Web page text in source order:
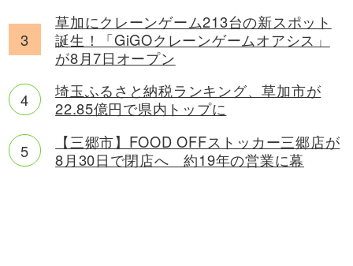
草加にクレーンゲーム213台の新スポット
誕生！「GiGOクレーンゲームオアシス」
が8月7日オープン
埼玉ふるさと納税ランキング、草加市が
22.85億円で県内トップに
【三郷市】FOOD OFFストッカー三郷店が
8月30日で閉店へ 約19年の営業に幕